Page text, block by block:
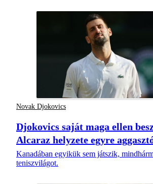
Novak Djokovics
Djokovics saját maga ellen
Alcaraz helyzete egyre
Kanadában egyikük sem játszik,
teniszvilágot.